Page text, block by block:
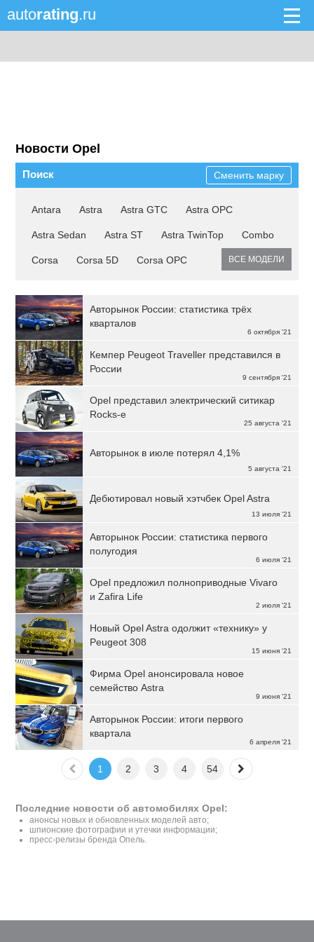
autorating.ru
Новости Opel
Поиск Сменить марку
Antara Astra Astra GTC Astra OPC
Astra Sedan Astra ST Astra TwinTop Combo
Corsa Corsa 5D Corsa OPC ВСЕ МОДЕЛИ
6 октября '21
Авторынок России: статистика трёх
кварталов
9 сентября '21
Кемпер Peugeot Traveller представился в
России
25 августа '21
Opel представил электрический ситикар
Rocks-e
5 августа '21
Авторынок в июле потерял 4,1%
13 июля '21
Дебютировал новый хэтчбек Opel Astra
6 июля '21
Авторынок России: статистика первого
полугодия
2 июля '21
Opel предложил полноприводные Vivaro
и Zafira Life
15 июня '21
Новый Opel Astra одолжит «технику» у
Peugeot 308
9 июня '21
Фирма Opel анонсировала новое
семейство Astra
6 апреля '21
Авторынок России: итоги первого
квартала
1 2 3 4 54
Последние новости об автомобилях Opel:
анонсы новых и обновленных моделей авто;
шпионские фотографии и утечки информации;
пресс-релизы бренда Опель.